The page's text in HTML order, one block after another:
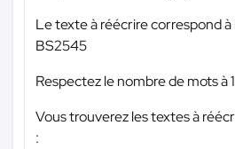
Le texte à réécrire correspond à
BS2545
Respectez le nombre de mots à
Vous trouverez les textes à
: